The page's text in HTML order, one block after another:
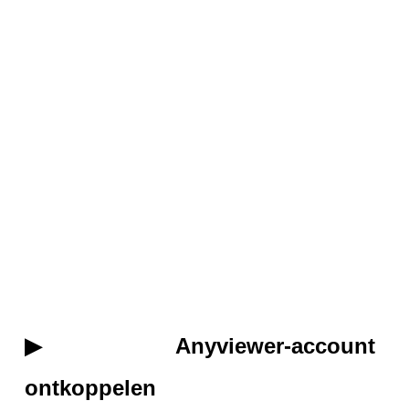
▶ Anyviewer-account
ontkoppelen